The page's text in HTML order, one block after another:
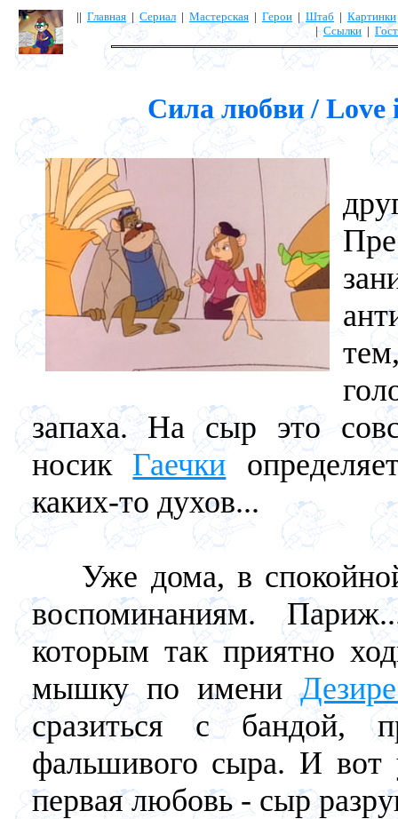
|| Главная | Сериал | Мастерская | Герои | Штаб | Картинки
|Ссылки |
Сила любви / Love
запаха. На сыр это
носик Гаечки
каких-то духов...
Уже дома, в спокойной
воспоминаниям.
которым так приятно
мышку по имени
сразиться с бандой,
фальшивого сыра. И вот
первая любовь - сыр